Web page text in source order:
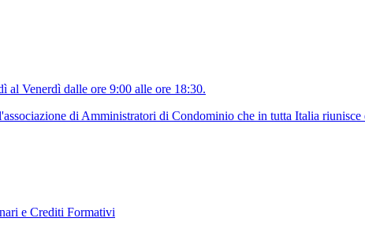
al Venerdì dalle ore 9:00 alle ore 18:30.
di Amministratori di Condominio che in tutta Italia
e Crediti Formativi